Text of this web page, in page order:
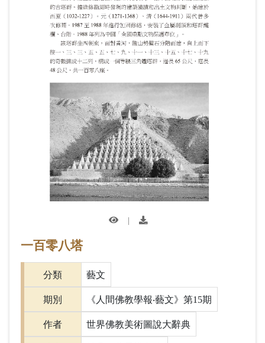
|
一百零八塔
分類 藝文
期別 《人間佛教學報‧藝文》第15期
作者 世界佛教美術圖說大辭典